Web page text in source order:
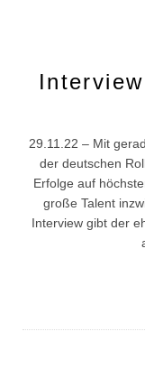
29.11.22 – Mit
der deutschen
Erfolge auf
große Talent
Interview gibt der